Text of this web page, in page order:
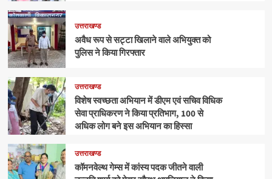
उत्तराखण्ड
अवैध रूप से सट्टा खिलाने वाले अभियुक्त को
पुलिस ने किया गिरफ्तार
उत्तराखण्ड
विशेष स्वच्छता अभियान में डीएम एवं सचिव विधिक
सेवा प्राधिकरण ने किया प्रतिभाग, 100 से
अधिक लोग बने इस अभियान का हिस्सा
उत्तराखण्ड
कॉमनवेल्थ गेम्स में कांस्य पदक जीतने वाली